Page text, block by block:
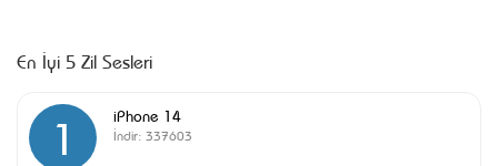
En İyi 5 Zil Sesleri
1 iPhone 14
İndir: 337603